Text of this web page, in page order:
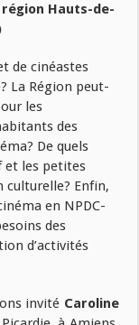
Hauts-de-
de cinéastes
La Région peut-
les
des
De quels
et les petites
culturelle? Enfin,
en NPDC-
des
d’activités
invité Caroline